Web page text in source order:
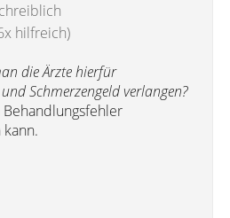
hilfreich)
die Ärzte hierfür
Schmerzengeld verlangen?